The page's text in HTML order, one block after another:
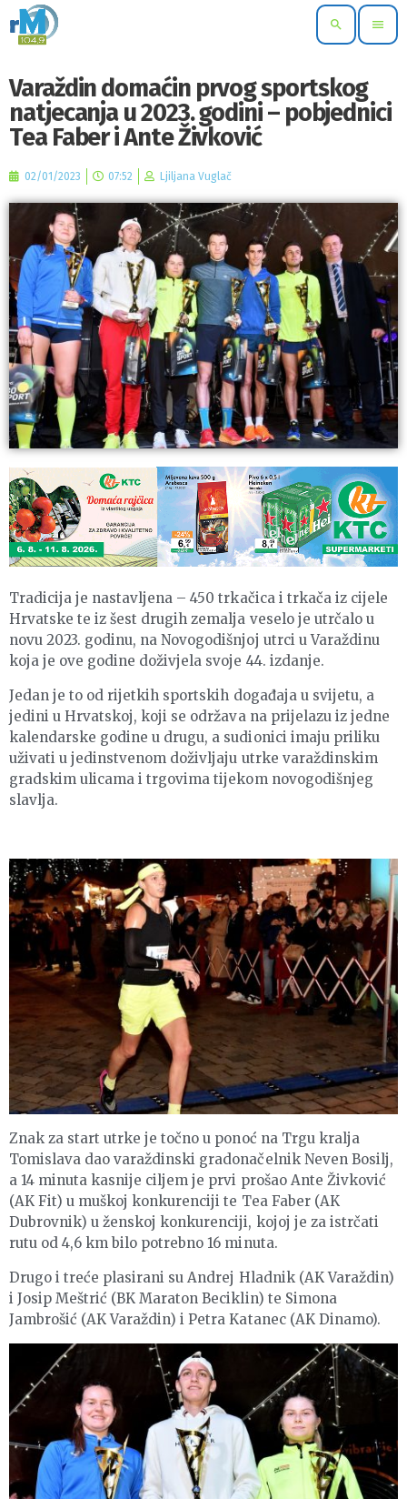
search menu
Varaždin domaćin prvog sportskog
natjecanja u 2023. godini – pobjednici
Tea Faber i Ante Živković
02/01/2023 07:52 Ljiljana Vuglač
Tradicija je nastavljena – 450 trkačica i trkača iz cijele
Hrvatske te iz šest drugih zemalja veselo je utrčalo u
novu 2023. godinu, na Novogodišnjoj utrci u Varaždinu
koja je ove godine doživjela svoje 44. izdanje.
Jedan je to od rijetkih sportskih događaja u svijetu, a
jedini u Hrvatskoj, koji se održava na prijelazu iz jedne
kalendarske godine u drugu, a sudionici imaju priliku
uživati u jedinstvenom doživljaju utrke varaždinskim
gradskim ulicama i trgovima tijekom novogodišnjeg
slavlja.
Znak za start utrke je točno u ponoć na Trgu kralja
Tomislava dao varaždinski gradonačelnik Neven Bosilj,
a 14 minuta kasnije ciljem je prvi prošao Ante Živković
(AK Fit) u muškoj konkurenciji te Tea Faber (AK
Dubrovnik) u ženskoj konkurenciji, kojoj je za istrčati
rutu od 4,6 km bilo potrebno 16 minuta.
Drugo i treće plasirani su Andrej Hladnik (AK Varaždin)
i Josip Meštrić (BK Maraton Beciklin) te Simona
Jambrošić (AK Varaždin) i Petra Katanec (AK Dinamo).